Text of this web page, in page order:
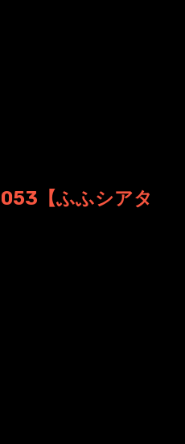
【ふふシアタ